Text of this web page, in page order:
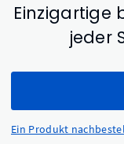
Einzigartige
jeder
Ein Produkt